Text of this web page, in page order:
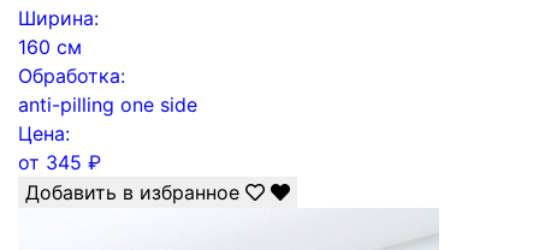
Ширина:
160 см
Обработка:
anti-pilling one side
Цена:
от 345 ₽
Добавить в избранное